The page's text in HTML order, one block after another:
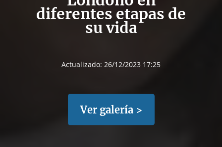
diferentes etapas de
su vida
Actualizado: 26/12/2023 17:25
Ver galería >